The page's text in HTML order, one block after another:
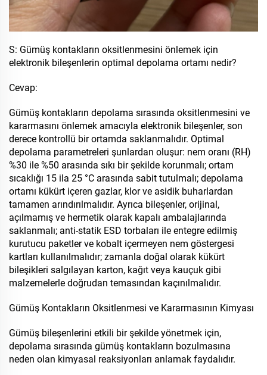
S: Gümüş kontakların oksitlenmesini önlemek için
elektronik bileşenlerin optimal depolama ortamı nedir?
Cevap:
Gümüş kontakların depolama sırasında oksitlenmesini ve
kararmasını önlemek amacıyla elektronik bileşenler, son
derece kontrollü bir ortamda saklanmalıdır. Optimal
depolama parametreleri şunlardan oluşur: nem oranı (RH)
%30 ile %50 arasında sıkı bir şekilde korunmalı; ortam
sıcaklığı 15 ila 25 °C arasında sabit tutulmalı; depolama
ortamı kükürt içeren gazlar, klor ve asidik buharlardan
tamamen arındırılmalıdır. Ayrıca bileşenler, orijinal,
açılmamış ve hermetik olarak kapalı ambalajlarında
saklanmalı; anti-statik ESD torbaları ile entegre edilmiş
kurutucu paketler ve kobalt içermeyen nem göstergesi
kartları kullanılmalıdır; zamanla doğal olarak kükürt
bileşikleri salgılayan karton, kağıt veya kauçuk gibi
malzemelerle doğrudan temasından kaçınılmalıdır.
Gümüş Kontakların Oksitlenmesi ve Kararmasının Kimyası
Gümüş bileşenlerini etkili bir şekilde yönetmek için,
depolama sırasında gümüş kontakların bozulmasına
neden olan kimyasal reaksiyonları anlamak faydalıdır.